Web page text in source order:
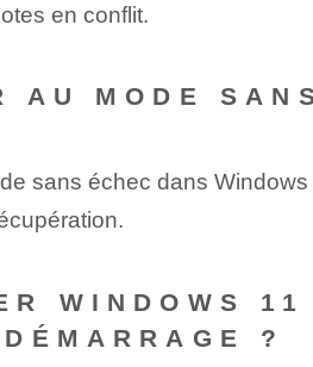
en conflit.
AU MODE
sans échec dans
WINDOWS
?